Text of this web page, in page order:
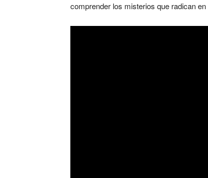
comprender los misterios que radican